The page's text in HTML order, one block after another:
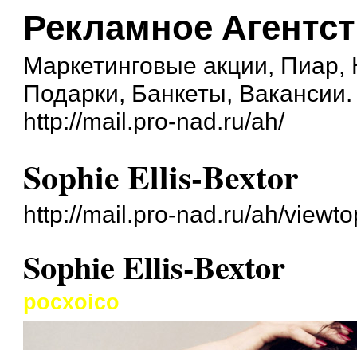
Рекламное
Маркетинговые акции,
Подарки, Банкеты, Вакансии.
http://mail.pro-nad.ru/ah/
Sophie Ellis-Bextor
http://mail.pro-nad.ru/ah/
Sophie Ellis-Bextor
pocxoico